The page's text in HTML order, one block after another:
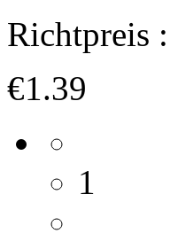
Richtpreis :
€1.39
1